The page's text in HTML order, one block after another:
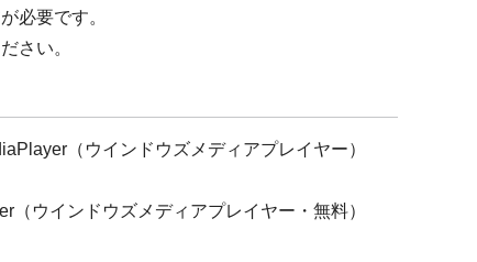
必要です。
さい。
（ウインドウズメディアプレイヤー）
ウインドウズメディアプレイヤー・無料）